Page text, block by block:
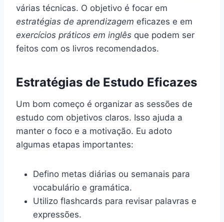
várias técnicas. O objetivo é focar em
estratégias de aprendizagem eficazes e em
exercícios práticos em inglês que podem ser
feitos com os livros recomendados.
Estratégias de Estudo Eficazes
Um bom começo é organizar as sessões de
estudo com objetivos claros. Isso ajuda a
manter o foco e a motivação. Eu adoto
algumas etapas importantes:
Defino metas diárias ou semanais para
vocabulário e gramática.
Utilizo flashcards para revisar palavras e
expressões.